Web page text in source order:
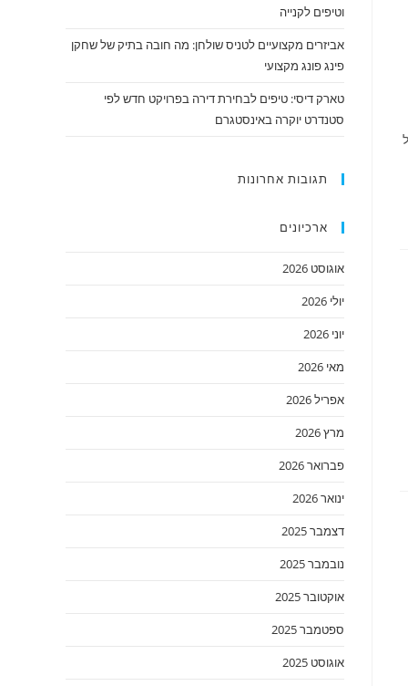
וטיפים לקנייה
אביזרים מקצועיים לטניס שולחן: מה חובה בתיק של שחקן
פינג פונג מקצועי
טארק דיסי: טיפים לבחירת דירה בפרויקט חדש לפי
סטנדרט יוקרה באינסטגרם
תגובות אחרונות
ארכיונים
אוגוסט 2026
יולי 2026
יוני 2026
מאי 2026
אפריל 2026
מרץ 2026
פברואר 2026
ינואר 2026
דצמבר 2025
נובמבר 2025
אוקטובר 2025
ספטמבר 2025
אוגוסט 2025